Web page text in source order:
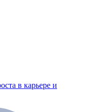
в карьере и